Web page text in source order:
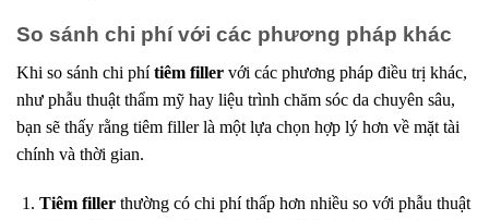
So sánh chi phí với các phương pháp khác
Khi so sánh chi phítiêm filler với các phương pháp điều trị khác,
như phẫu thuật thẩm mỹ hay liệu trình chăm sóc da chuyên sâu,
bạn sẽ thấy rằng tiêm filler là một lựa chọn hợp lý hơn về mặt tài
chính và thời gian.
Tiêm fillerthường có chi phí thấp hơn nhiều so với phẫu thuật